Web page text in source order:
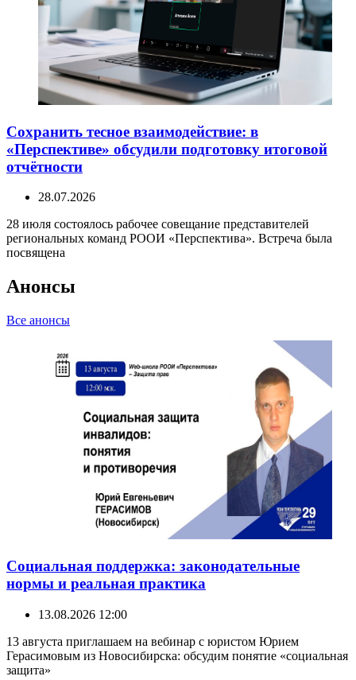
Сохранить тесное взаимодействие: в
«Перспективе» обсудили подготовку итоговой
отчётности
28.07.2026
28 июля состоялось рабочее совещание представителей
региональных команд РООИ «Перспектива». Встреча была
посвящена
Анонсы
Все анонсы
Социальная поддержка: законодательные
нормы и реальная практика
13.08.2026 12:00
13 августа приглашаем на вебинар с юристом Юрием
Герасимовым из Новосибирска: обсудим понятие «социальная
защита»